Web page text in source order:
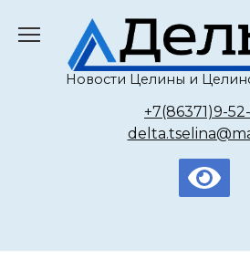
содержанию
Новости Целины и
+7(86371)9-